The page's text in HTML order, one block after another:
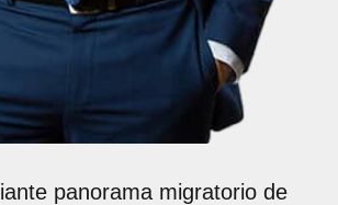
panorama migratorio de